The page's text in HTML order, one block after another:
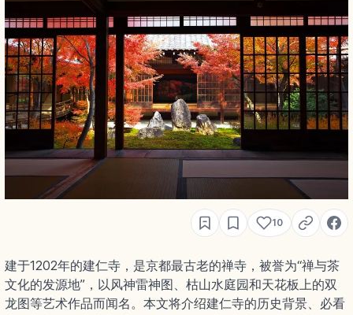
10
建于1202年的建仁寺，是京都最古老的禅寺，被誉为“禅与茶
文化的发源地”，以风神雷神图、枯山水庭园和天花板上的双
龙图等艺术作品而闻名。本文将介绍建仁寺的历史背景、必看